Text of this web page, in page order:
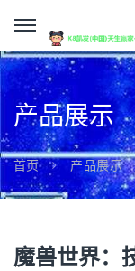
产品展示
首页 产品展示
魔兽世界：